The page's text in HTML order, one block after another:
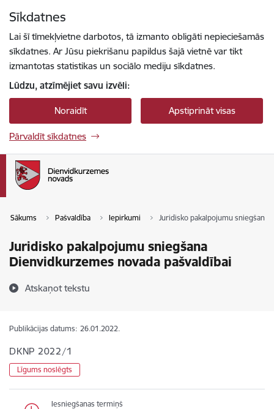
Sīkdatnes
Lai šī tīmekļvietne darbotos, tā izmanto obligāti nepieciešamās
sīkdatnes. Ar Jūsu piekrišanu papildus šajā vietnē var tikt
izmantotas statistikas un sociālo mediju sīkdatnes.
Lūdzu, atzīmējiet savu izvēli:
Noraidīt Apstiprināt visas
Pārvaldīt sīkdatnes
Sākums Pašvaldība Iepirkumi Juridisko pakalpojumu sniegšana
Juridisko pakalpojumu sniegšana
Dienvidkurzemes novada pašvaldībai
Atskaņot tekstu
Publikācijas datums: 26.01.2022.
DKNP 2022/1
Līgums noslēgts
Iesniegšanas termiņš